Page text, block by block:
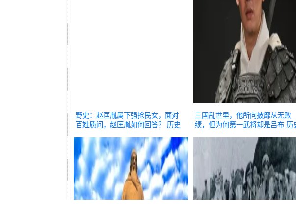
野史：赵匡胤属下强抢民女，面对
百姓质问，赵匡胤如何回答？
历史
三国乱世里，他所向披靡从无败
绩，但为何第一武将却是吕布 历